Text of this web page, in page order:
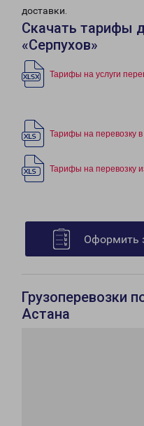
доставки.
Скачать тарифы
«Серпухов»
Тарифы на услуги
Тарифы на перевозку
Тарифы на перевозку
Оформить
Грузоперевозки
Астана